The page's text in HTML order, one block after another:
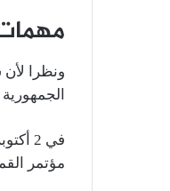
ونظرا
في
مؤتمر